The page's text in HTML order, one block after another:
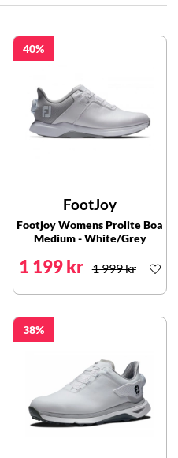
40
FootJoy
Footjoy Womens Prolite Boa
Medium - White/Grey
1 199 kr 1 999 kr
38